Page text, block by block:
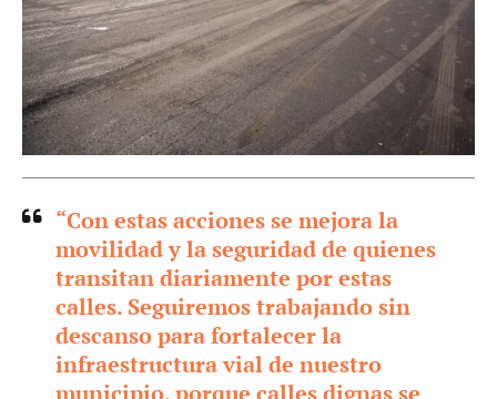
“Con estas acciones se mejora la
movilidad y la seguridad de quienes
transitan diariamente por estas
calles. Seguiremos trabajando sin
descanso para fortalecer la
infraestructura vial de nuestro
municipio, porque calles dignas se